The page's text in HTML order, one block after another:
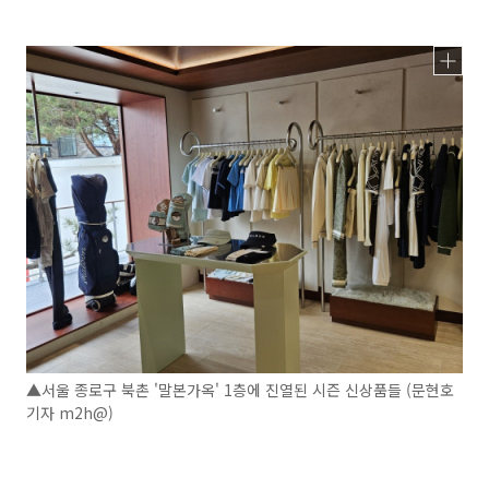
▲서울 종로구 북촌 '말본가옥' 1층에 진열된 시즌 신상품들 (문현호
기자 m2h@)